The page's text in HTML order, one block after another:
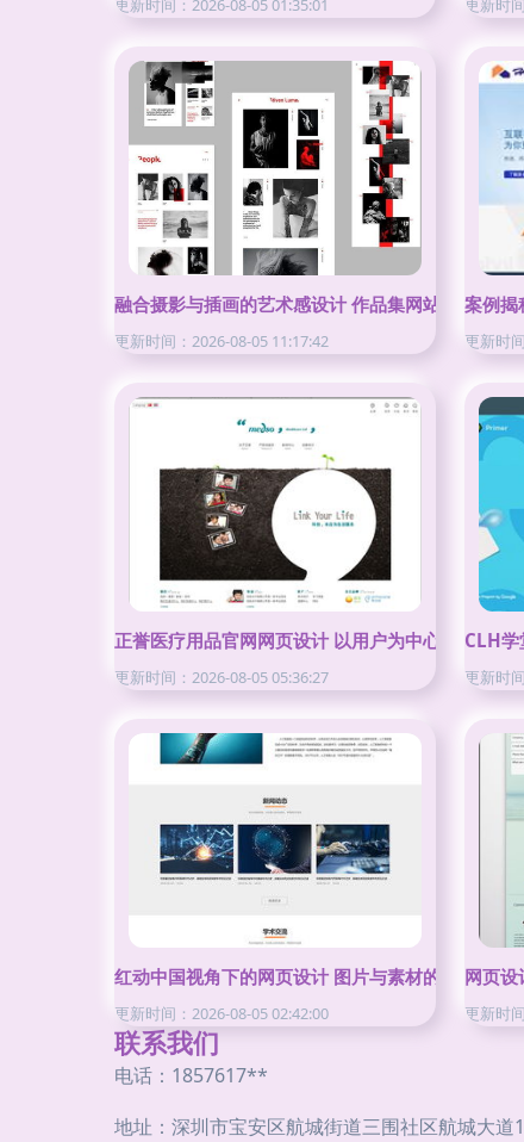
更新时间：2026-08-05 01:35:01 更新时
融合摄影与插画的艺术感设计 作品集网站UI套件解
更新时间：2026-08-05 11:17:42
案例
更新时
正誉医疗用品官网网页设计 以用户为中心的现代化
更新时间：2026-08-05 05:36:27
CLH
更新时
红动中国视角下的网页设计 图片与素材的巧妙运用
更新时间：2026-08-05 02:42:00
网页设
更新时
联系我们
电话：1857617**
地址：深圳市宝安区航城街道三围社区航城大